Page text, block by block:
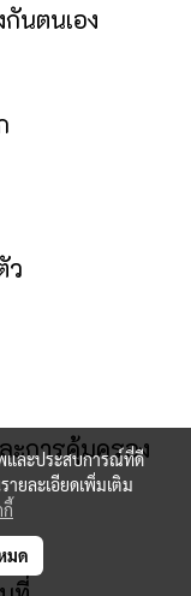
นตนเอง
ว
ะการคุ้มครอง
และประสบการณ์ที่ดี
ายละเอียดเพิ่มเติม
มด